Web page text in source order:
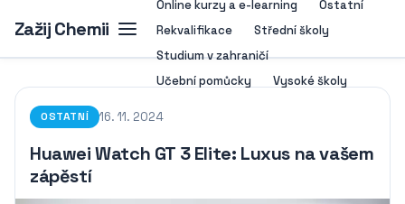
Zažij Chemii
Online kurzy a e-learning
Ostatní
Rekvalifikace
Střední školy
Studium v zahraničí
Učební pomůcky
Vysoké školy
OSTATNÍ 16. 11. 2024
Huawei Watch GT 3 Elite: Luxus na vašem
zápěstí